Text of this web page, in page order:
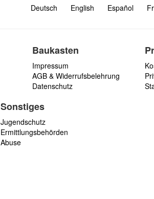
Deutsch English Español
Baukasten
Impressum
AGB & Widerrufsbelehrung
Datenschutz
Sonstiges
Jugendschutz
Ermittlungsbehörden
Abuse